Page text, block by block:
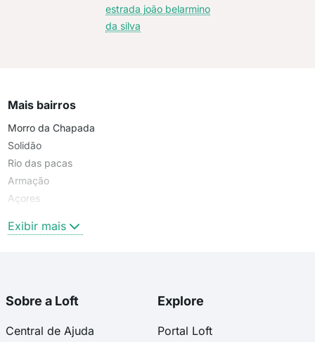
estrada joão belarmino
da silva
Mais bairros
Morro da Chapada
Solidão
Rio das pacas
Armação
Açores
Exibir mais
Sobre a Loft
Central de Ajuda
Explore
Portal Loft